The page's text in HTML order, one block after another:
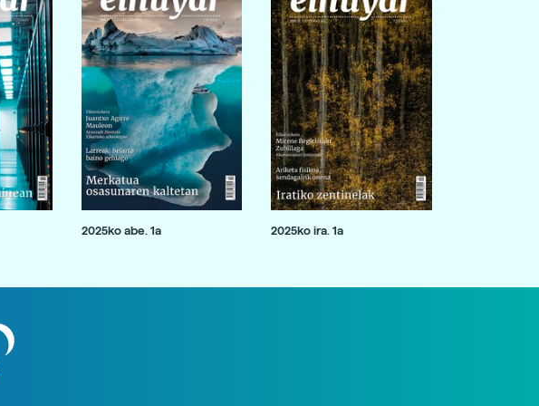
2025ko abe. 1a 2025ko ira. 1a